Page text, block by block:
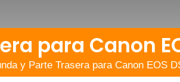
para Canon
y Parte Trasera para Canon EOS